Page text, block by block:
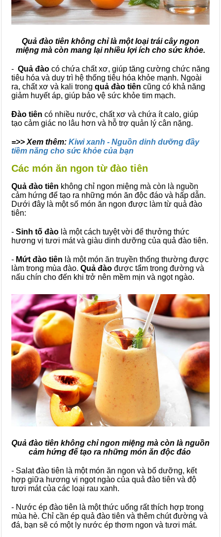
Quả đào tiên không chỉ là một loại trái cây ngon
miệng mà còn mang lại nhiều lợi ích cho sức khỏe.
- Quả đào có chứa chất xơ, giúp tăng cường chức năng
tiêu hóa và duy trì hệ thống tiêu hóa khỏe mạnh. Ngoài
ra, chất xơ và kali trong quả đào tiên cũng có khả năng
giảm huyết áp, giúp bảo vệ sức khỏe tim mạch.
Đào tiên có nhiều nước, chất xơ và chứa ít calo, giúp
tạo cảm giác no lâu hơn và hỗ trợ quản lý cân nặng.
=>> Xem thêm: Kiwi xanh - Nguồn dinh dưỡng đầy
tiềm năng cho sức khỏe của bạn
Các món ăn ngon từ đào tiên
Quả đào tiên không chỉ ngon miệng mà còn là nguồn
cảm hứng để tạo ra những món ăn độc đáo và hấp dẫn.
Dưới đây là một số món ăn ngon được làm từ quả đào
tiên:
- Sinh tố đào là một cách tuyệt vời để thưởng thức
hương vị tươi mát và giàu dinh dưỡng của quả đào tiên.
- Mứt đào tiên là một món ăn truyền thống thường được
làm trong mùa đào. Quả đào được tẩm trong đường và
nấu chín cho đến khi trở nên mềm mịn và ngọt ngào.
Quả đào tiên không chỉ ngon miệng mà còn là nguồn
cảm hứng để tạo ra những món ăn độc đáo
- Salat đào tiên là một món ăn ngon và bổ dưỡng, kết
hợp giữa hương vị ngọt ngào của quả đào tiên và độ
tươi mát của các loại rau xanh.
- Nước ép đào tiên là một thức uống rất thích hợp trong
mùa hè. Chỉ cần ép quả đào tiên và thêm chút đường và
đá, bạn sẽ có một ly nước ép thơm ngon và tươi mát.